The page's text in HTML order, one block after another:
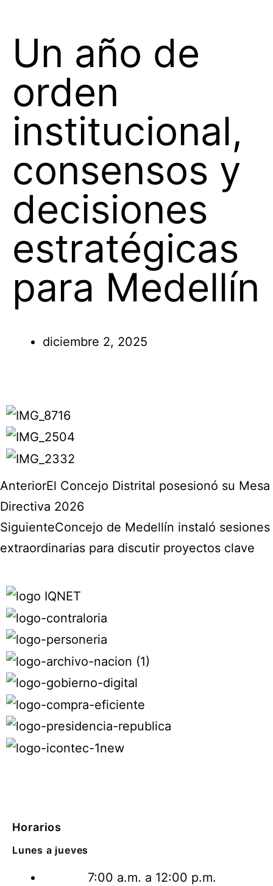
Un año de
orden
institucional,
consensos y
decisiones
estratégicas
para Medellín
diciembre 2, 2025
AnteriorEl Concejo Distrital posesionó su Mesa
Directiva 2026
SiguienteConcejo de Medellín instaló sesiones
extraordinarias para discutir proyectos clave
Horarios
Lunes a jueves
7:00 a.m. a 12:00 p.m.